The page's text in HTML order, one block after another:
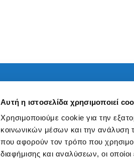
Αυτή η ιστοσελίδα χρησιμοποιεί
Χρησιμοποιούμε cookie για την
κοινωνικών μέσων και την ανάλυση
που αφορούν τον τρόπο που
διαφήμισης και αναλύσεων, οι